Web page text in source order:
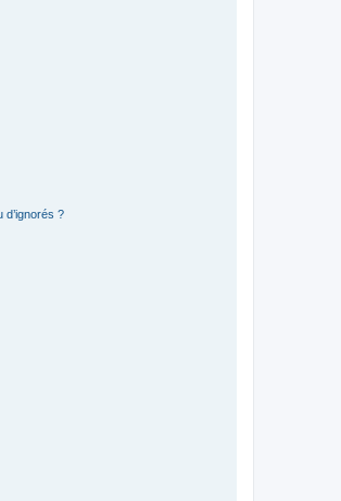
d’ignorés ?